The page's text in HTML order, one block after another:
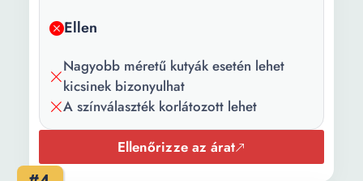
Ellen
Nagyobb méretű kutyák esetén lehet
kicsinek bizonyulhat
A színválaszték korlátozott lehet
Ellenőrizze az árat